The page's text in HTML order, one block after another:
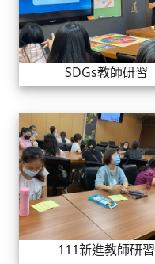
SDGs教師研習
111新進教師研習